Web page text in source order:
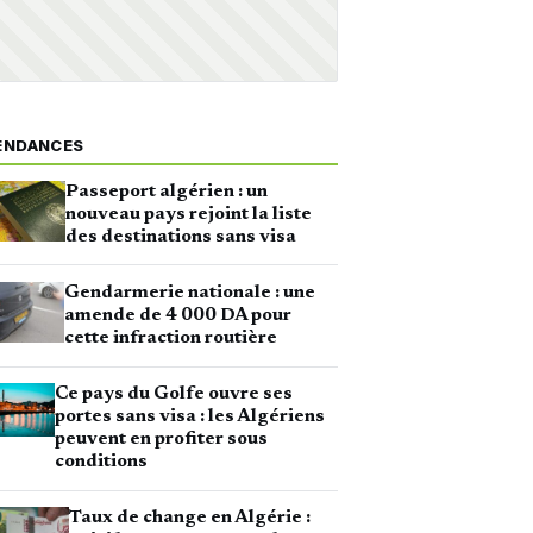
Passeport algérien : un
nouveau pays rejoint la liste
des destinations sans visa
Gendarmerie nationale : une
amende de 4 000 DA pour
cette infraction routière
Ce pays du Golfe ouvre ses
portes sans visa : les Algériens
peuvent en profiter sous
conditions
Taux de change en Algérie :